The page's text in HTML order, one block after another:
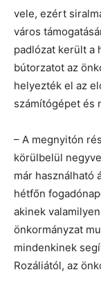
vele, ezért
város
padlózat került a
bútorzatot az
helyezték el az
számítógépet és
– A megnyitón
körülbelül
már használható
hétfőn
akinek
önkormányzat
mindenkinek
Rozáliától, az